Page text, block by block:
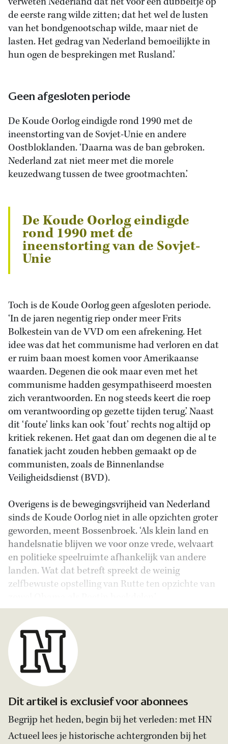
de eerste rang wilde zitten; dat het wel de lusten
van het bondgenootschap wilde, maar niet de
lasten. Het gedrag van Nederland bemoeilijkte in
hun ogen de besprekingen met Rusland.’
Geen afgesloten periode
De Koude Oorlog eindigde rond 1990 met de
ineenstorting van de Sovjet-Unie en andere
Oostbloklanden. ‘Daarna was de ban gebroken.
Nederland zat niet meer met die morele
keuzedwang tussen de twee grootmachten.’
De Koude Oorlog eindigde
rond 1990 met de
ineenstorting van de Sovjet-
Unie
Toch is de Koude Oorlog geen afgesloten periode.
‘In de jaren negentig riep onder meer Frits
Bolkestein van de VVD om een afrekening. Het
idee was dat het communisme had verloren en dat
er ruim baan moest komen voor Amerikaanse
waarden. Degenen die ook maar even met het
communisme hadden gesympathiseerd moesten
zich verantwoorden. En nog steeds keert die roep
om verantwoording op gezette tijden terug.’ Naast
dit ‘foute’ links kan ook ‘fout’ rechts nog altijd op
kritiek rekenen. Het gaat dan om degenen die al te
fanatiek jacht zouden hebben gemaakt op de
communisten, zoals de Binnenlandse
Veiligheidsdienst (BVD).
Overigens is de bewegingsvrijheid van Nederland
sinds de Koude Oorlog niet in alle opzichten groter
geworden, meent Bossenbroek. ‘Als klein land en
handelsnatie blijven we voor onze vrede, welvaart
en politieke speelruimte afhankelijk van andere
landen. Wat dat betreft spreekt de weinig
zelfbewuste opstelling van Rutte ten opzichte van
Dit artikel is exclusief voor abonnees
Begrijp het heden, begin bij het verleden: met HN
Actueel lees je historische achtergronden bij het